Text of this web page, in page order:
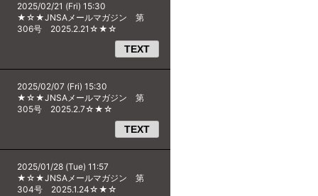
2025/02/21 (Fri) 15:30
★☆★JNSAメールマガジン 第
306号 2025.2.21☆★☆
TEXT
2025/02/07 (Fri) 15:30
★☆★JNSAメールマガジン 第
305号 2025.2.7☆★☆
TEXT
2025/01/28 (Tue) 11:57
★☆★JNSAメールマガジン 第
304号 2025.1.24☆★☆